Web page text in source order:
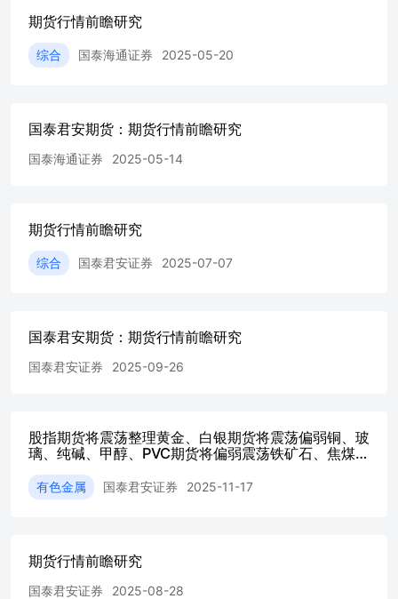
央司令部部队已开始对伊朗发动一系列强力打击，以回应伊
朗针对国际水道中由平民船员操作的商业航运实施瞄准和袭
击。美方打击是对伊朗袭击三艘正在通过霍尔木兹海峡的商
裁。美国财政部外国资产控制办公室发布消息称，美国撤销
一项授权允许伊朗石油销售的通用许可，相关收尾交易将被
允许持续至美国东部时间7月17日零点。受此消息影响，国
备忘录》第10条，并要求美国为相关后果负责。伊朗指责美
国过去20天内多次直接或通过以色列对黎巴嫩的行动违反备
忘录内容。伊朗外交部表示，伊方一直以善意履行备忘录承
案的有罪判决，但对其刑罚做出调整，将勒庞参选禁令大幅
缩短至其已服满的15个月，为其重返2027年法国总统大选扫
位置，未来政策取决于经济数据。 6、美国贸易代表办公室
就以所谓“强迫劳动”为由对60个经济体加征关税的方案，启
动为期三天的听证会。美国22个州的总检察长联合反对上述
加征关税的计划，强调该计划“不合法”，损害美国经济和消
发布最新消费者预期调查，6月一年期通胀预期升至3.7%，
为2023年9月以来最高；三年期预期则升至3.3%，创下2022
期货行情前瞻研究
综合 国泰海通证券 2025-05-20
国泰君安期货：期货行情前瞻研究
国泰海通证券 2025-05-14
期货行情前瞻研究
综合 国泰君安证券 2025-07-07
国泰君安期货：期货行情前瞻研究
国泰君安证券 2025-09-26
股指期货将震荡整理黄金、白银期货将震荡偏弱铜、玻
璃、纯碱、甲醇、PVC期货将偏弱震荡铁矿石、焦煤、
有色金属 国泰君安证券 2025-11-17
期货行情前瞻研究
国泰君安证券 2025-08-28